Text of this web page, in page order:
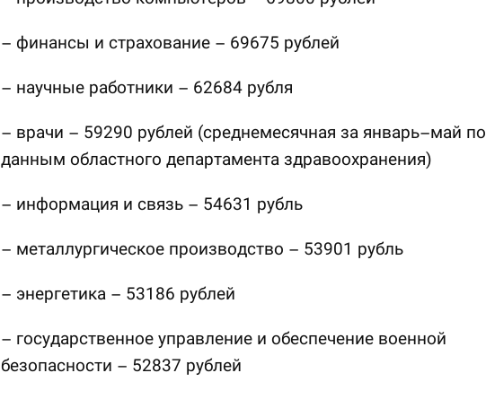
– финансы и страхование – 69675 рублей
– научные работники – 62684 рубля
– врачи – 59290 рублей (среднемесячная за январь–май по
данным областного департамента здравоохранения)
– информация и связь – 54631 рубль
– металлургическое производство – 53901 рубль
– энергетика – 53186 рублей
– государственное управление и обеспечение военной
безопасности – 52837 рублей